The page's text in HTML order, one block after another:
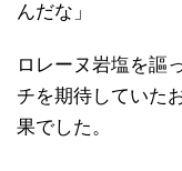
んだな」
ロレーヌ岩塩を謳
チを期待していた
果でした。